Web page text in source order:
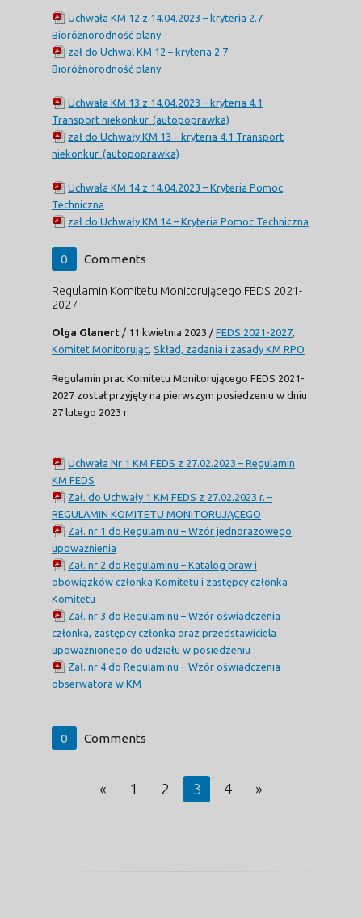
Uchwała KM 12 z 14.04.2023 – kryteria 2.7
Bioróżnorodność plany
zał do Uchwal KM 12 – kryteria 2.7
Bioróżnorodność plany
Uchwała KM 13 z 14.04.2023 – kryteria 4.1
Transport niekonkur. (autopoprawka)
zał do Uchwały KM 13 – kryteria 4.1 Transport
niekonkur. (autopoprawka)
Uchwała KM 14 z 14.04.2023 – Kryteria Pomoc
Techniczna
zał do Uchwały KM 14 – Kryteria Pomoc Techniczna
0 Comments
Regulamin Komitetu Monitorującego FEDS 2021-
2027
Olga Glanert / 11 kwietnia 2023 / FEDS 2021-2027
Komitet Monitorując Skład, zadania i zasady KM RPO
Regulamin prac Komitetu Monitorującego FEDS 2021-
2027 został przyjęty na pierwszym posiedzeniu w dniu
27 lutego 2023 r.
Uchwała Nr 1 KM FEDS z 27.02.2023 – Regulamin
KM FEDS
Zał. do Uchwały 1 KM FEDS z 27.02.2023 r. –
REGULAMIN KOMITETU MONITORUJĄCEGO
Zał. nr 1 do Regulaminu – Wzór jednorazowego
upoważnienia
Zał. nr 2 do Regulaminu – Katalog praw i
obowiązków członka Komitetu i zastępcy członka
Komitetu
Zał. nr 3 do Regulaminu – Wzór oświadczenia
członka, zastępcy członka oraz przedstawiciela
upoważnionego do udziału w posiedzeniu
Zał. nr 4 do Regulaminu – Wzór oświadczenia
obserwatora w KM
0 Comments
« 1 2 3 4 »